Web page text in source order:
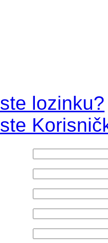
lozinku?